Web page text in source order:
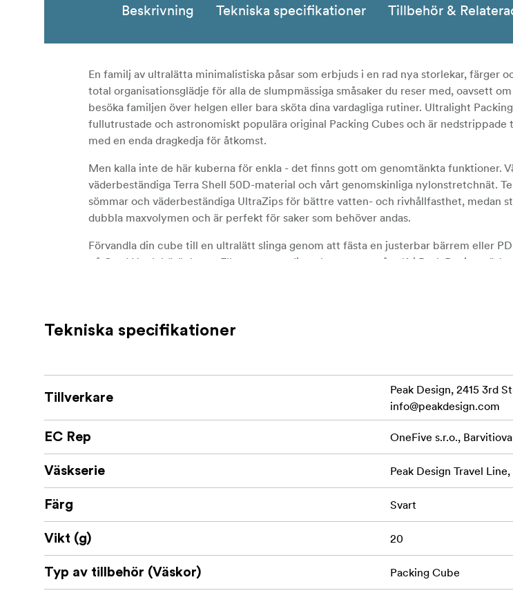
Beskrivning Tekniska specifikationer Tillbehör &
En familj av ultralätta minimalistiska påsar som erbjuds i en rad nya storlekar, färger
total organisationsglädje för alla de slumpmässiga småsaker du reser med, oavsett
besöka familjen över helgen eller bara sköta dina vardagliga rutiner. Ultralight
fullutrustade och astronomiskt populära original Packing Cubes och är nedstrippade
med en enda dragkedja för åtkomst.
Men kalla inte de här kuberna för enkla - det finns gott om genomtänkta funktioner.
väderbeständiga Terra Shell 50D-material och vårt genomskinliga nylonstretchnät.
sömmar och väderbeständiga UltraZips för bättre vatten- och rivhållfasthet, medan
dubbla maxvolymen och är perfekt för saker som behöver andas.
Förvandla din cube till en ultralätt slinga genom att fästa en justerbar bärrem eller
på Cord Hook-bäröglorna. Eller montera din cube externt på valfri Peak Design-väska
Funktioner
Väderbeständig yt- och ryggbeläggning samt tejpade sömmar håller innehållet
Vädertålig #5 UltraZip byggd för att klara decennier av användning tack vare
Andningsbart nylonnät som släpper ut fukt för att undvika mögel - perfekt för
eller udda formade föremål
Tekniska specifikationer
Tillverkare
Peak Design, 2415 3rd
info@peakdesign.com
EC Rep OneFive s.r.o.,
Väskserie Peak Design Travel
Färg Svart
Vikt (g) 20
Typ av tillbehör (Väskor) Packing Cube